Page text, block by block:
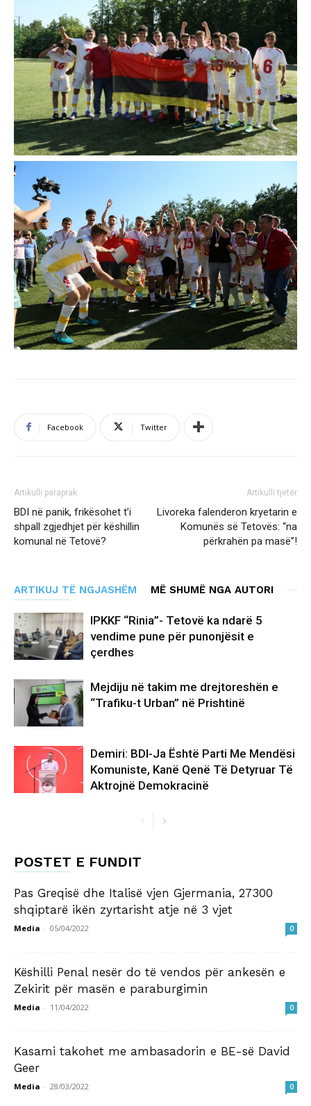
Facebook Twitter
Artikulli paraprak
BDI në panik, frikësohet t’i
shpall zgjedhjet për këshillin
komunal në Tetovë?
Artikulli tjetër
Livoreka falenderon kryetarin e
Komunës së Tetovës: “na
përkrahën pa masë”!
ARTIKUJ TË NGJASHËM MË SHUMË NGA AUTORI
IPKKF “Rinia”- Tetovë ka ndarë 5
vendime pune për punonjësit e
çerdhes
Mejdiju në takim me drejtoreshën e
“Trafiku-t Urban” në Prishtinë
Demiri: BDI-Ja Është Parti Me Mendësi
Komuniste, Kanë Qenë Të Detyruar Të
Aktrojnë Demokracinë
POSTET E FUNDIT
Pas Greqisë dhe Italisë vjen Gjermania, 27300
shqiptarë ikën zyrtarisht atje në 3 vjet
Media - 05/04/2022 0
Këshilli Penal nesër do të vendos për ankesën e
Zekirit për masën e paraburgimin
Media - 11/04/2022 0
Kasami takohet me ambasadorin e BE-së David
Geer
Media - 28/03/2022 0